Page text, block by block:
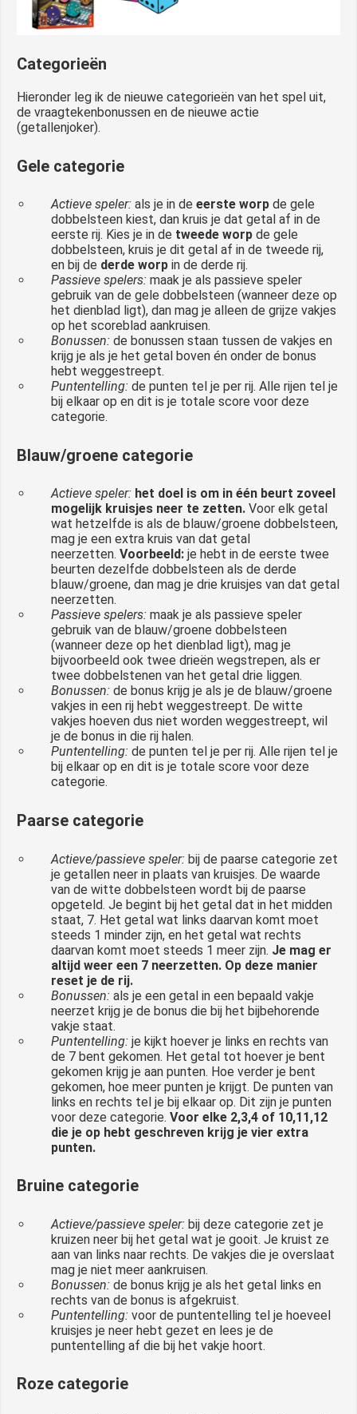
Categorieën
Hieronder leg ik de nieuwe categorieën van het spel uit,
de vraagtekenbonussen en de nieuwe actie
(getallenjoker).
Gele categorie
Actieve speler:als je in de eerste worp de gele
dobbelsteen kiest, dan kruis je dat getal af in de
eerste rij. Kies je in de tweede worp de gele
dobbelsteen, kruis je dit getal af in de tweede rij,
en bij de derde worp in de derde rij.
Passieve spelers: maak je als passieve speler
gebruik van de gele dobbelsteen (wanneer deze op
het dienblad ligt), dan mag je alleen de grijze vakjes
op het scoreblad aankruisen.
Bonussen:de bonussen staan tussen de vakjes en
krijg je als je het getal boven én onder de bonus
hebt weggestreept.
Puntentelling: de punten tel je per rij. Alle rijen tel je
bij elkaar op en dit is je totale score voor deze
categorie.
Blauw/groene categorie
Actieve speler: het doel is om in één beurt zoveel
mogelijk kruisjes neer te zetten. Voor elk getal
wat hetzelfde is als de blauw/groene dobbelsteen,
mag je een extra kruis van dat getal
neerzetten. Voorbeeld: je hebt in de eerste twee
beurten dezelfde dobbelsteen als de derde
blauw/groene, dan mag je drie kruisjes van dat getal
neerzetten.
Passieve spelers:maak je als passieve speler
gebruik van de blauw/groene dobbelsteen
(wanneer deze op het dienblad ligt), mag je
bijvoorbeeld ook twee drieën wegstrepen, als er
twee dobbelstenen van het getal drie liggen.
Bonussen:de bonus krijg je als je de blauw/groene
vakjes in een rij hebt weggestreept. De witte
vakjes hoeven dus niet worden weggestreept, wil
je de bonus in die rij halen.
Puntentelling:de punten tel je per rij. Alle rijen tel je
bij elkaar op en dit is je totale score voor deze
categorie.
Paarse categorie
Actieve/passieve speler: bij de paarse categorie zet
je getallen neer in plaats van kruisjes. De waarde
van de witte dobbelsteen wordt bij de paarse
opgeteld. Je begint bij het getal dat in het midden
staat, 7. Het getal wat links daarvan komt moet
steeds 1 minder zijn, en het getal wat rechts
daarvan komt moet steeds 1 meer zijn. Je mag er
altijd weer een 7 neerzetten. Op deze manier
reset je de rij.
Bonussen: als je een getal in een bepaald vakje
neerzet krijg je de bonus die bij het bijbehorende
vakje staat.
Puntentelling:je kijkt hoever je links en rechts van
de 7 bent gekomen. Het getal tot hoever je bent
gekomen krijg je aan punten. Hoe verder je bent
gekomen, hoe meer punten je krijgt. De punten van
links en rechts tel je bij elkaar op. Dit zijn je punten
voor deze categorie.Voor elke 2,3,4 of 10,11,12
die je op hebt geschreven krijg je vier extra
punten.
Bruine categorie
Actieve/passieve speler:bij deze categorie zet je
kruizen neer bij het getal wat je gooit. Je kruist ze
aan van links naar rechts. De vakjes die je overslaat
mag je niet meer aankruisen.
Bonussen: de bonus krijg je als het getal links en
rechts van de bonus is afgekruist.
Puntentelling: voor de puntentelling tel je hoeveel
kruisjes je neer hebt gezet en lees je de
puntentelling af die bij het vakje hoort.
Roze categorie